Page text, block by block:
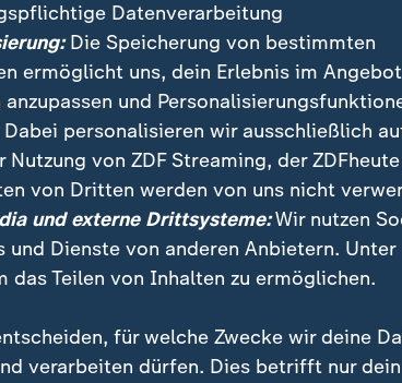
auf den Madison Square Garden: Hier fand
Datenverarbeitung
Die Speicherung von bestimmten
ermöglicht uns, dein Erlebnis im
anzupassen und
Dabei personalisieren wir ausschließlich
Nutzung von ZDF Streaming, der
von Dritten werden von uns nicht
und externe Drittsysteme:Wir nutzen
und Dienste von anderen Anbietern. Unter
das Teilen von Inhalten zu ermöglichen.
für welche Zwecke wir deine
verarbeiten dürfen. Dies betrifft nur dein